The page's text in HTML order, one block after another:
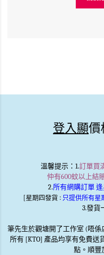
登入顯價
溫馨提示：1.訂單買
仲有600蚊以上結
2.所有網購訂單
[星期四發貨 : 只提供所有星
3.發貨
筆先生於觀塘開了工作室 (唔
所有 [KTO] 產品均享有免費送
點。順豐